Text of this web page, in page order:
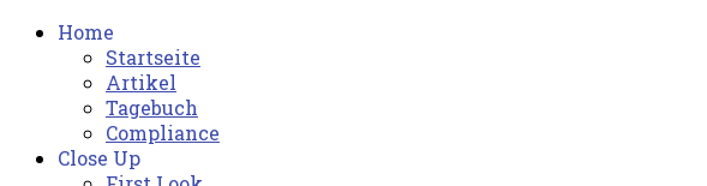
Home
Startseite
Artikel
Tagebuch
Compliance
Close Up